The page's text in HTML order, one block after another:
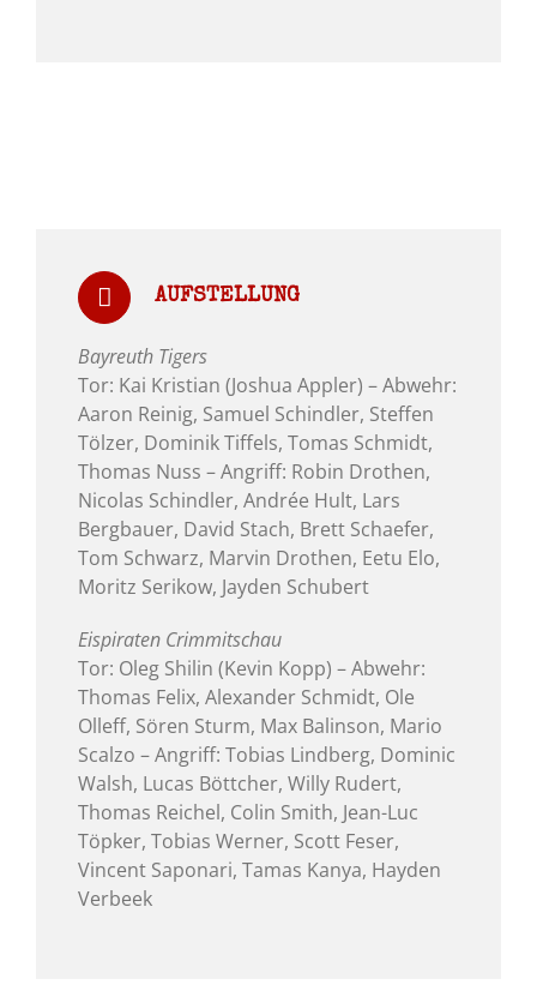
AUFSTELLUNG
Bayreuth Tigers
Tor: Kai Kristian (Joshua Appler) – Abwehr:
Aaron Reinig, Samuel Schindler, Steffen
Tölzer, Dominik Tiffels, Tomas Schmidt,
Thomas Nuss – Angriff: Robin Drothen,
Nicolas Schindler, Andrée Hult, Lars
Bergbauer, David Stach, Brett Schaefer,
Tom Schwarz, Marvin Drothen, Eetu Elo,
Moritz Serikow, Jayden Schubert
Eispiraten Crimmitschau
Tor: Oleg Shilin (Kevin Kopp) – Abwehr:
Thomas Felix, Alexander Schmidt, Ole
Olleff, Sören Sturm, Max Balinson, Mario
Scalzo – Angriff: Tobias Lindberg, Dominic
Walsh, Lucas Böttcher, Willy Rudert,
Thomas Reichel, Colin Smith, Jean-Luc
Töpker, Tobias Werner, Scott Feser,
Vincent Saponari, Tamas Kanya, Hayden
Verbeek